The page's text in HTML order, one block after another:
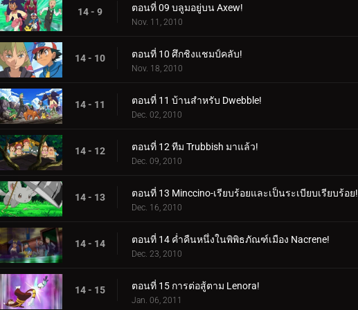
14 - 9 ตอนที่ 09 บลูมอยู่บน Axew!
Nov. 11, 2010
14 - 10 ตอนที่ 10 ศึกชิงแชมป์คลับ!
Nov. 18, 2010
14 - 11 ตอนที่ 11 บ้านสำหรับ Dwebble!
Dec. 02, 2010
14 - 12 ตอนที่ 12 ทีม Trubbish มาแล้ว!
Dec. 09, 2010
14 - 13 ตอนที่ 13 Minccino-เรียบร้อยและเป็นระเบียบเรียบร้อย!
Dec. 16, 2010
14 - 14 ตอนที่ 14 ค่ำคืนหนึ่งในพิพิธภัณฑ์เมือง Nacrene!
Dec. 23, 2010
14 - 15 ตอนที่ 15 การต่อสู้ตาม Lenora!
Jan. 06, 2011